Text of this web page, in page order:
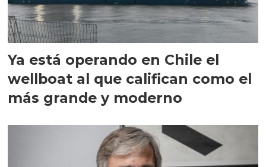
Ya está operando en Chile el
wellboat al que califican como el
más grande y moderno